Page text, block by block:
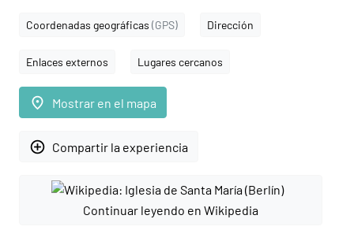
Coordenadas geográficas (GPS) Dirección
Enlaces externos Lugares cercanos
place Mostrar en el mapa
add_circle_outline Compartir la experiencia
Continuar leyendo en Wikipedia